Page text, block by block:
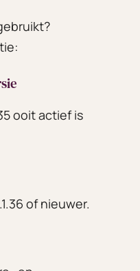
ooit actief is
of nieuwer.